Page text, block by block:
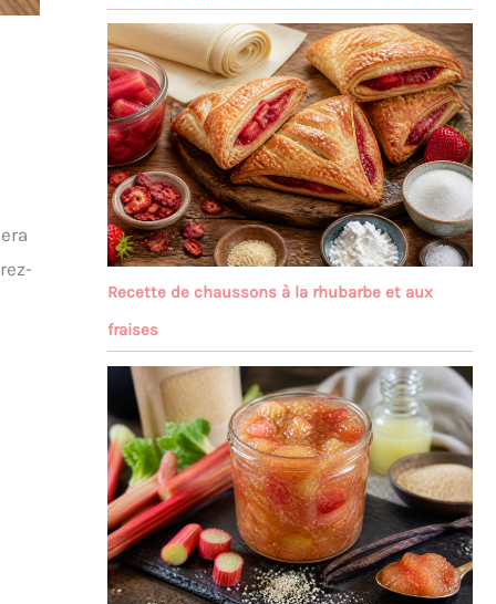
Recette de chaussons à la rhubarbe et aux
fraises